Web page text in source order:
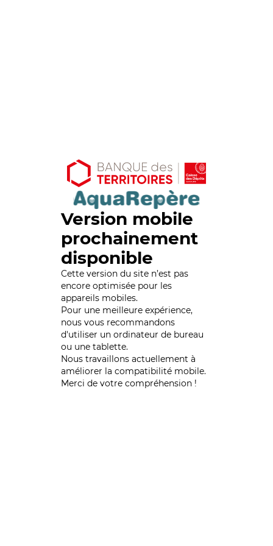
Version mobile
prochainement
disponible
Cette version du site n’est pas
encore optimisée pour les
appareils mobiles.
Pour une meilleure expérience,
nous vous recommandons
d'utiliser un ordinateur de bureau
ou une tablette.
Nous travaillons actuellement à
améliorer la compatibilité mobile.
Merci de votre compréhension !